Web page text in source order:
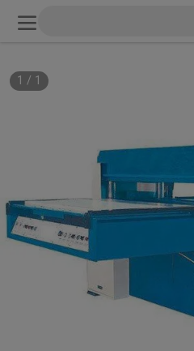
1
/
1